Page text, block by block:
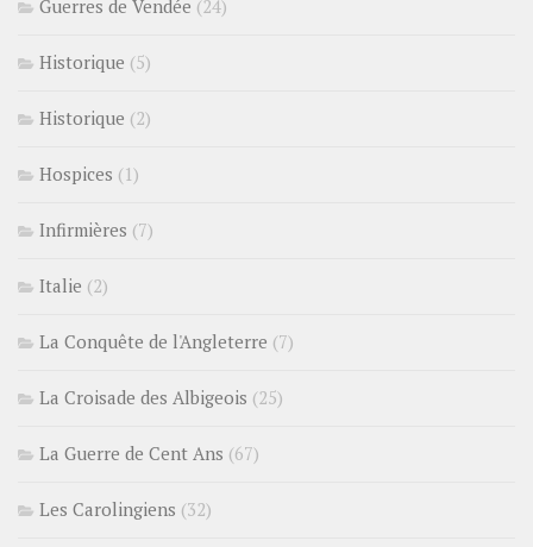
Guerres de Vendée (24)
Historique (5)
Historique (2)
Hospices (1)
Infirmières (7)
Italie (2)
La Conquête de l'Angleterre (7)
La Croisade des Albigeois (25)
La Guerre de Cent Ans (67)
Les Carolingiens (32)